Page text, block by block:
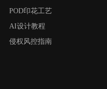
POD印花工艺
AI设计教程
侵权风控指南